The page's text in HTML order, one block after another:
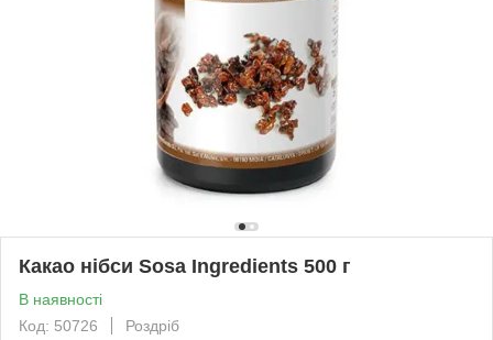
Какао нібси Sosa Ingredients 500 г
В наявності
Код: 50726
Роздріб